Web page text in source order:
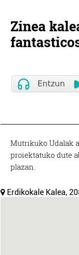
Zinea
Mutrikuko Udalak
proiektatuko dute
plazan.
Erdikokale Kalea,